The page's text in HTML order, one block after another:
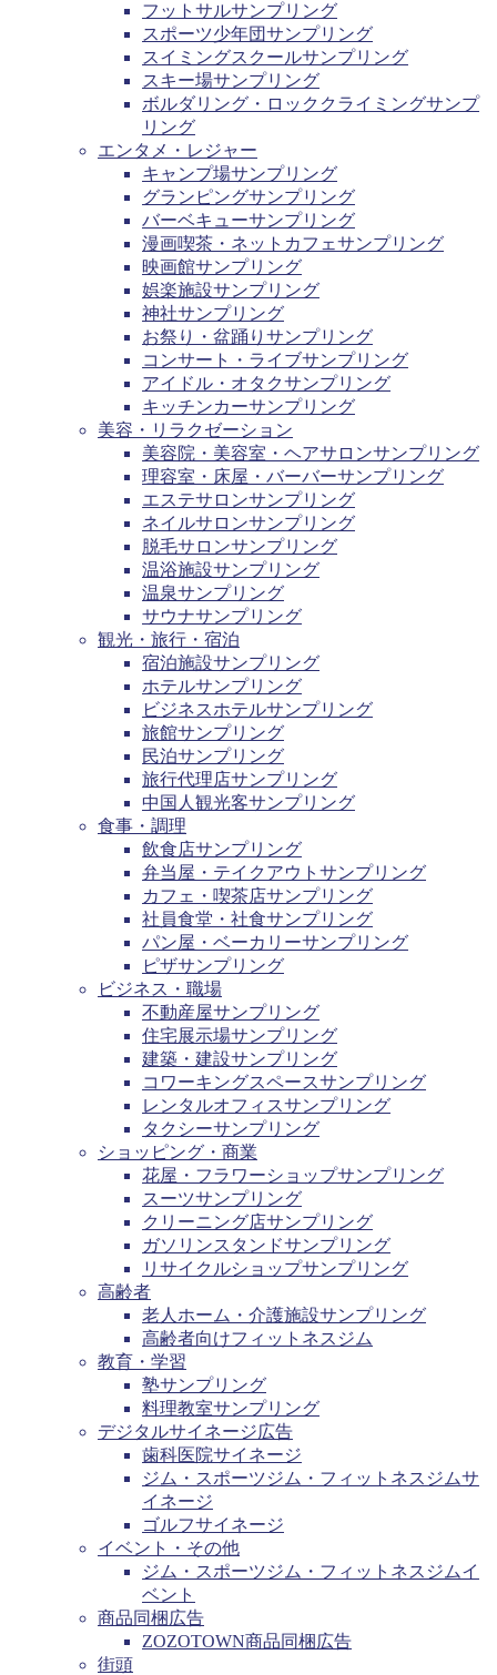
フットサルサンプリング
スポーツ少年団サンプリング
スイミングスクールサンプリング
スキー場サンプリング
ボルダリング・ロッククライミングサンプ
リング
エンタメ・レジャー
キャンプ場サンプリング
グランピングサンプリング
バーベキューサンプリング
漫画喫茶・ネットカフェサンプリング
映画館サンプリング
娯楽施設サンプリング
神社サンプリング
お祭り・盆踊りサンプリング
コンサート・ライブサンプリング
アイドル・オタクサンプリング
キッチンカーサンプリング
美容・リラクゼーション
美容院・美容室・ヘアサロンサンプリング
理容室・床屋・バーバーサンプリング
エステサロンサンプリング
ネイルサロンサンプリング
脱毛サロンサンプリング
温浴施設サンプリング
温泉サンプリング
サウナサンプリング
観光・旅行・宿泊
宿泊施設サンプリング
ホテルサンプリング
ビジネスホテルサンプリング
旅館サンプリング
民泊サンプリング
旅行代理店サンプリング
中国人観光客サンプリング
食事・調理
飲食店サンプリング
弁当屋・テイクアウトサンプリング
カフェ・喫茶店サンプリング
社員食堂・社食サンプリング
パン屋・ベーカリーサンプリング
ピザサンプリング
ビジネス・職場
不動産屋サンプリング
住宅展示場サンプリング
建築・建設サンプリング
コワーキングスペースサンプリング
レンタルオフィスサンプリング
タクシーサンプリング
ショッピング・商業
花屋・フラワーショップサンプリング
スーツサンプリング
クリーニング店サンプリング
ガソリンスタンドサンプリング
リサイクルショップサンプリング
高齢者
老人ホーム・介護施設サンプリング
高齢者向けフィットネスジム
教育・学習
塾サンプリング
料理教室サンプリング
デジタルサイネージ広告
歯科医院サイネージ
ジム・スポーツジム・フィットネスジムサ
イネージ
ゴルフサイネージ
イベント・その他
ジム・スポーツジム・フィットネスジムイ
ベント
商品同梱広告
ZOZOTOWN商品同梱広告
街頭